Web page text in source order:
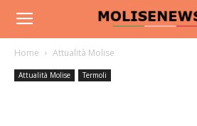
Home Attualità Molise
Attualità Molise Termoli